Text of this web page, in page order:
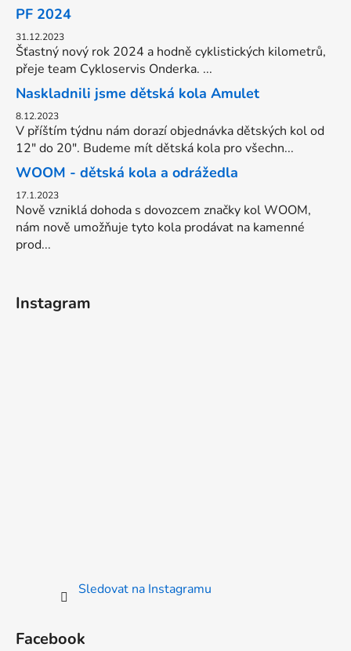
PF 2024
31.12.2023
Šťastný nový rok 2024 a hodně cyklistických kilometrů,
přeje team Cykloservis Onderka. ...
Naskladnili jsme dětská kola Amulet
8.12.2023
V příštím týdnu nám dorazí objednávka dětských kol od
12" do 20". Budeme mít dětská kola pro všechn...
WOOM - dětská kola a odrážedla
17.1.2023
Nově vzniklá dohoda s dovozcem značky kol WOOM,
nám nově umožňuje tyto kola prodávat na kamenné
prod...
Instagram
Sledovat na Instagramu
Facebook